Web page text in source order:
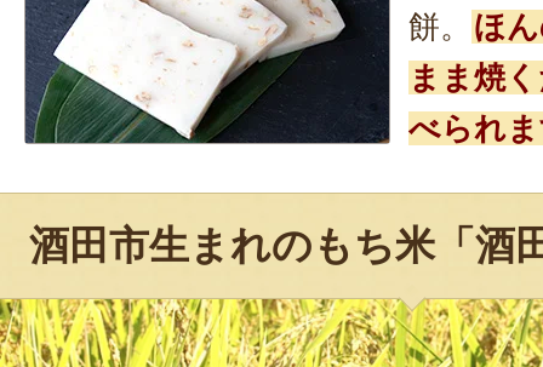
餅。
ほ
まま焼
べられ
酒田市生まれのもち米「酒